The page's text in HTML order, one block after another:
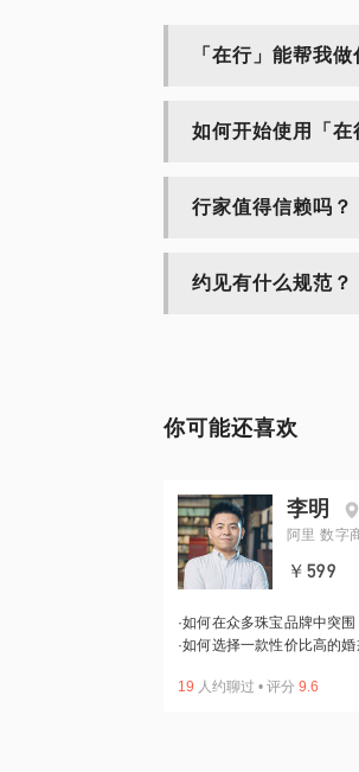
「在行」能帮我做
如何开始使用「在
行家值得信赖吗？
约见有什么规范？
你可能还喜欢
李明
阿里 数字
￥599
·如何在众多珠宝品牌中突围
·如何选择一款性价比高的婚
19 人约聊过 • 评分 9.6